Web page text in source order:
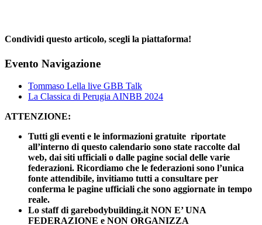
Condividi questo articolo, scegli la piattaforma!
Facebook
X
Reddit
LinkedIn
WhatsApp
Telegram
Tumblr
Pinterest
Email
Evento Navigazione
Tommaso Lella live GBB Talk
La Classica di Perugia AINBB 2024
ATTENZIONE:
Tutti gli eventi e le informazioni gratuite riportate
all’interno di questo calendario sono state raccolte dal
web, dai siti ufficiali o dalle pagine social delle varie
federazioni. Ricordiamo che le federazioni sono l’unica
fonte attendibile, invitiamo tutti a consultare per
conferma le pagine ufficiali che sono aggiornate in tempo
reale.
Lo staff di garebodybuilding.it NON E’ UNA
FEDERAZIONE e NON ORGANIZZA